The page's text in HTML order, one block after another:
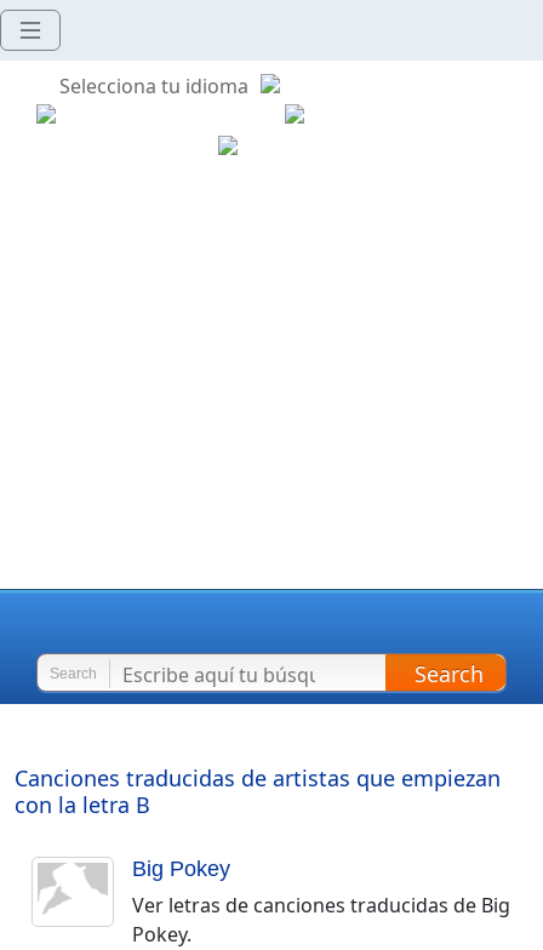
Selecciona tu idioma
Search Search
Canciones traducidas de artistas que empiezan
con la letra B
Big Pokey
Ver letras de canciones traducidas de Big
Pokey.